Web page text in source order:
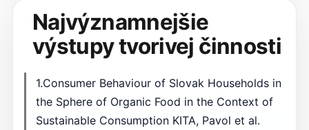
Najvýznamnejšie
výstupy tvorivej činnosti
1.Consumer Behaviour of Slovak Households in
the Sphere of Organic Food in the Context of
Sustainable Consumption KITA, Pavol et al.